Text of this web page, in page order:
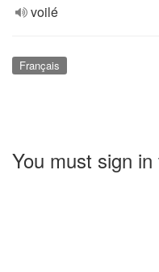
voilé
Français
You must sign